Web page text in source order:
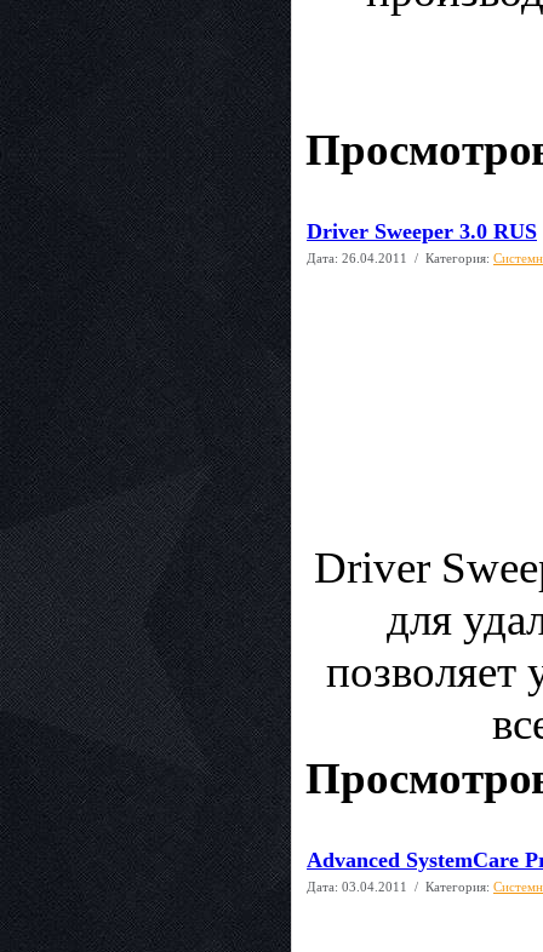
Driver Sweeper 3.0 RUS
Дата: 26.04.2011 / Категория:
Driver
для
позволяет
Advanced SystemCare
Дата: 03.04.2011 / Категория: